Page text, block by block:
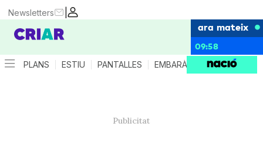
|
Newsletters
ara mateix
09:58
PLANS ESTIU PANTALLES EMBARÀS CRIANÇA